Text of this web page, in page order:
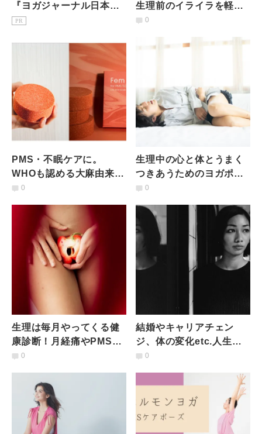
『ヨガジャーナル日本
版』予約購読のご案内
PR
生理前のイライラを軽減
するヨガ的リラックス法
0
PMS・不眠ケアに。
WHOも認める大麻由来成
分「CBD」配合の入浴剤
0
生理中の心と体とうまく
つきあうためのヨガポー
ズ0
生理は毎月やってくる健
康診断！月経痛やPMSの
悩みと関係が深い生活習
0
結婚やキャリアチェン
ジ、体の変化etc.人生で
もっとも複雑な時期をど
0